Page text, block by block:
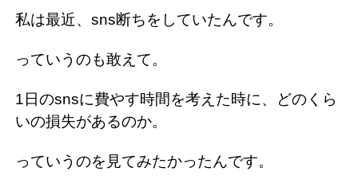
私は最近、sns断ちをしていたんです。
っていうのも敢えて。
1日のsnsに費やす時間を考えた時に、どのくら
いの損失があるのか。
っていうのを見てみたかったんです。